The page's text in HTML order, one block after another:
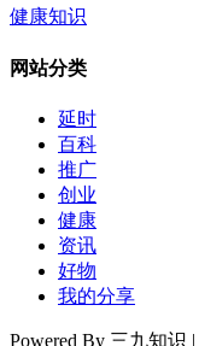
健康知识
网站分类
延时
百科
推广
创业
健康
资讯
好物
我的分享
Powered By 三九知识 |